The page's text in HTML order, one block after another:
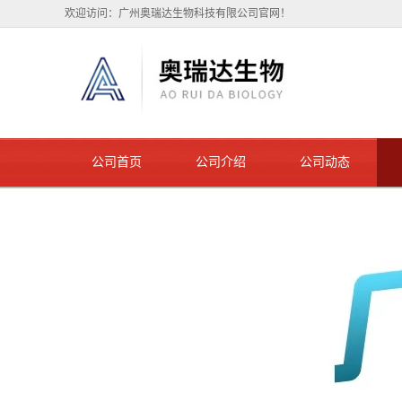
欢迎访问：广州奥瑞达生物科技有限公司官网！
公司首页 公司介绍 公司动态